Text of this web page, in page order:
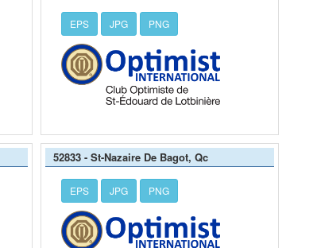
EPS JPG PNG
52833 - St-Nazaire De Bagot, Qc
EPS JPG PNG